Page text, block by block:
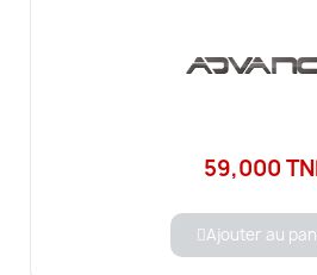
59,000
Ajouter au